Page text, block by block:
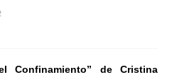
Confinamiento” de Cristina